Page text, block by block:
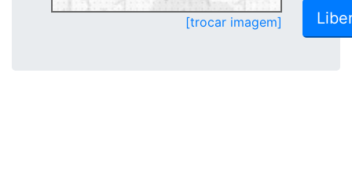
[trocar imagem]